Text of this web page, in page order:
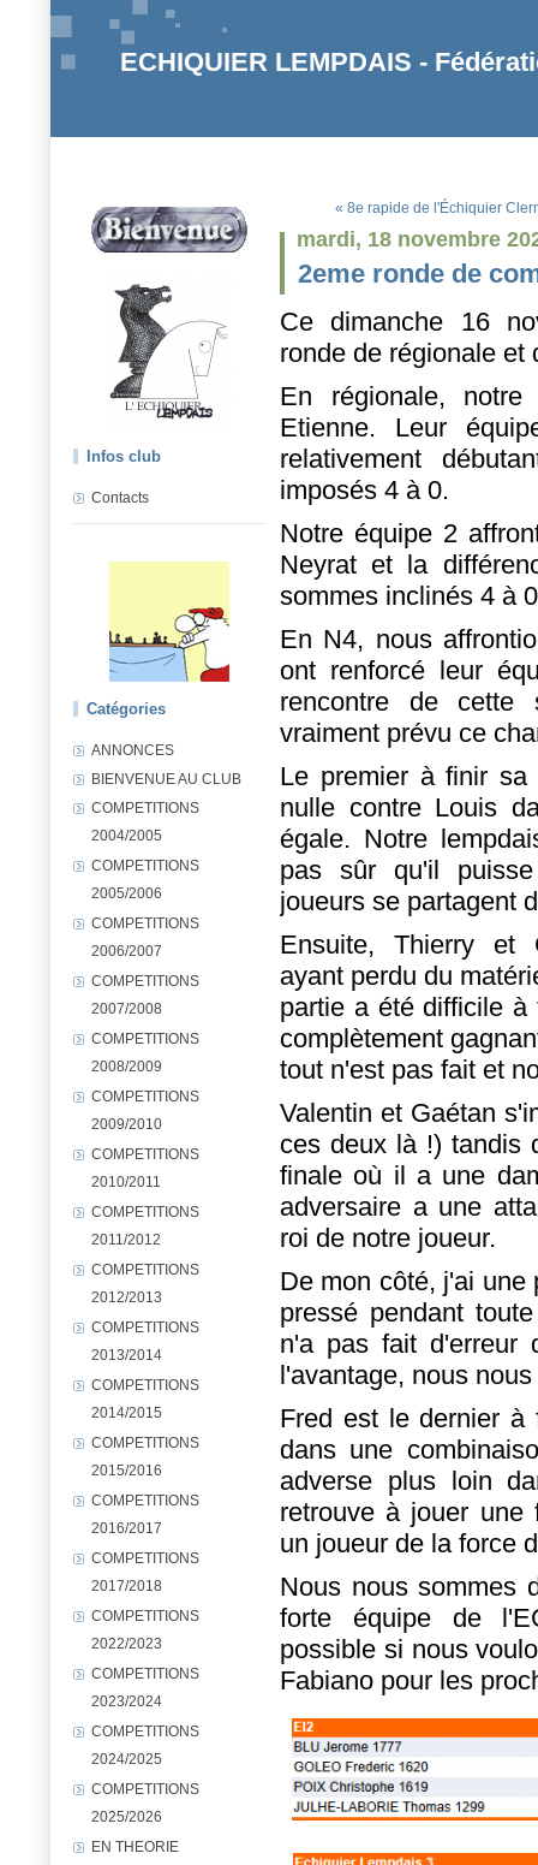
ECHIQUIER LEMPDAIS -
Infos club
Contacts
Catégories
ANNONCES
BIENVENUE AU CLUB
COMPETITIONS
2004/2005
COMPETITIONS
2005/2006
COMPETITIONS
2006/2007
COMPETITIONS
2007/2008
COMPETITIONS
2008/2009
COMPETITIONS
2009/2010
COMPETITIONS
2010/2011
COMPETITIONS
2011/2012
COMPETITIONS
2012/2013
COMPETITIONS
2013/2014
COMPETITIONS
2014/2015
COMPETITIONS
2015/2016
COMPETITIONS
2016/2017
COMPETITIONS
2017/2018
COMPETITIONS
2022/2023
COMPETITIONS
2023/2024
COMPETITIONS
2024/2025
COMPETITIONS
2025/2026
EN THEORIE
« 8e rapide de l'Échiquier
mardi, 18 novembre
2eme ronde de
Ce dimanche 16
ronde de régionale et
En régionale,
Etienne. Leur
relativement
imposés 4 à 0.
Notre équipe 2
Neyrat et la
sommes inclinés 4 à
En N4, nous
ont renforcé leur
rencontre de cette
vraiment prévu ce
Le premier à finir sa
nulle contre Louis
égale. Notre
pas sûr qu'il
joueurs se partagent
Ensuite, Thierry et
ayant perdu du
partie a été difficile à
complètement
tout n'est pas fait et
Valentin et Gaétan
ces deux là !) tandis
finale où il a une
adversaire a une
roi de notre joueur.
De mon côté, j'ai une
pressé pendant
n'a pas fait d'erreur
l'avantage, nous
Fred est le dernier à
dans une
adverse plus loin
retrouve à jouer une
un joueur de la force
Nous nous sommes
forte équipe de
possible si nous
Fabiano pour les